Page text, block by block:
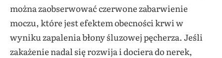
można zaobserwować czerwone zabarwienie
moczu, które jest efektem obecności krwi w
wyniku zapalenia błony śluzowej pęcherza. Jeśli
zakażenie nadal się rozwija i dociera do nerek,